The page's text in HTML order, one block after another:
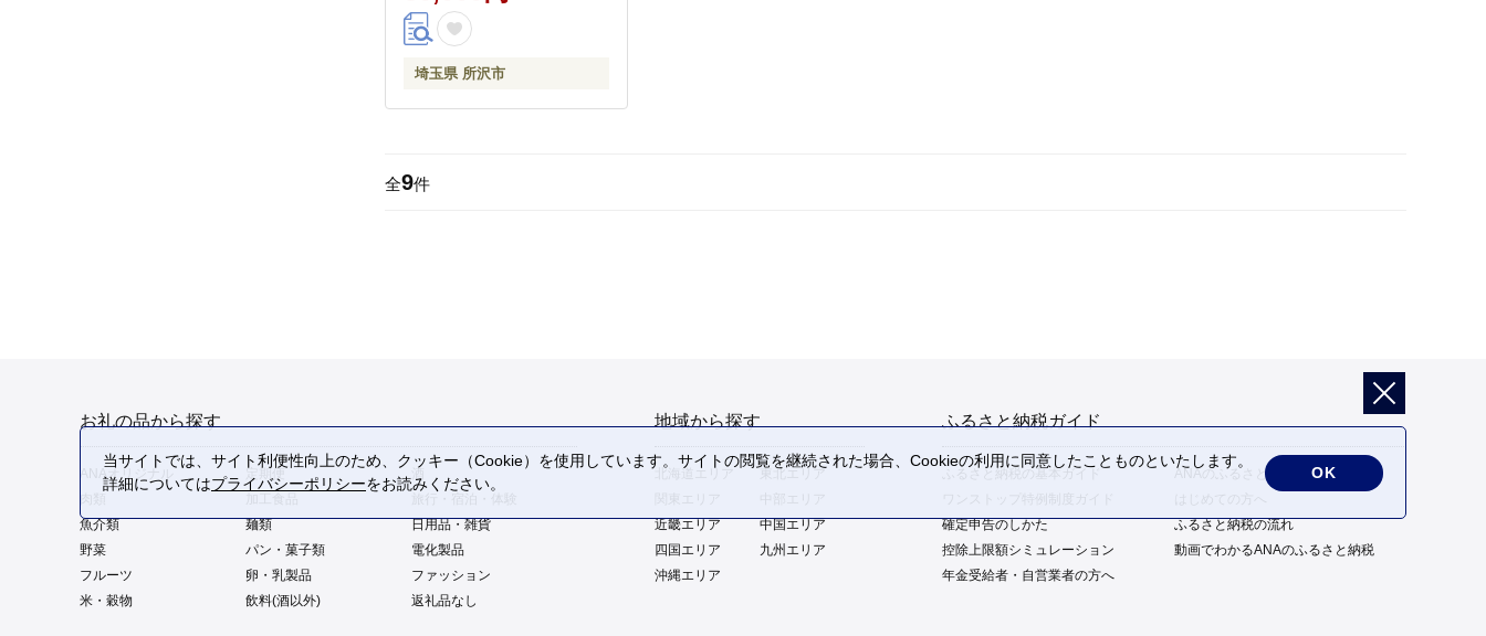
埼玉県 所沢市
全9件
お礼の品から探す
ANAオリジナル 定期便
加工食品
魚介類
麺類
日用品・雑貨
野菜
パン・菓子類
電化製品
フルーツ
卵・乳製品
ファッション
米・穀物
飲料(酒以外) 返礼品なし
地域から探す
東北エリア
近畿エリア
中国エリア
四国エリア
九州エリア
沖縄エリア
ふるさと納税ガイド
ふるさと納税の基本ガイド
ANAのふるさと納税の特徴
ワンストップ特例制度ガイド
確定申告のしかた
ふるさと納税の流れ
控除上限額シミュレーション
動画でわかるANAのふるさと納税
年金受給者・自営業者の方へ
当サイトでは、サイト利便性向上のため、クッキー（Cookie）を使用しています。サイトの閲覧を継続された場合、Cookieの利用に同意したことものといたします。
詳細についてはプライバシーポリシーをお読みください。
OK